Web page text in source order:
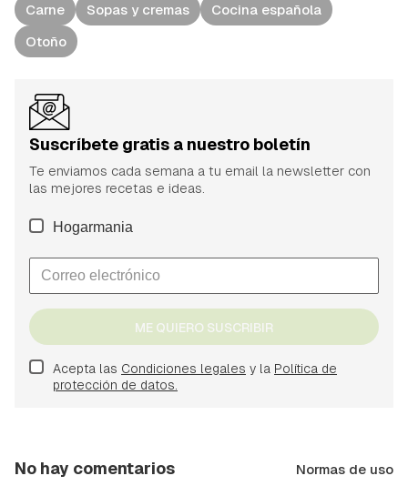
Carne Sopas y cremas
Cocina española
Otoño
Suscríbete gratis a nuestro boletín
Te enviamos cada semana a tu email la newsletter con
las mejores recetas e ideas.
Hogarmania
ME QUIERO SUSCRIBIR
Acepta las Condiciones legales y la Política de
protección de datos.
No hay comentarios Normas de uso